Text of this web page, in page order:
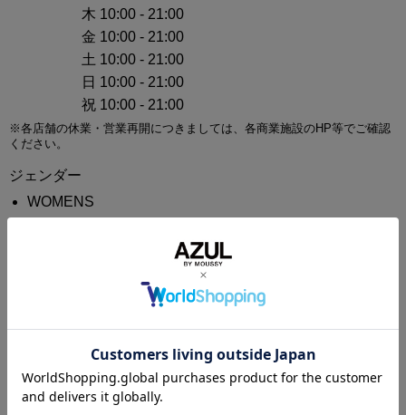
木 10:00 - 21:00
金 10:00 - 21:00
土 10:00 - 21:00
日 10:00 - 21:00
祝 10:00 - 21:00
※各店舗の休業・営業再開につきましては、各商業施設のHP等でご確認
ください。
ジェンダー
WOMENS
AZUL BY MOUSSY
地図アプリで見る